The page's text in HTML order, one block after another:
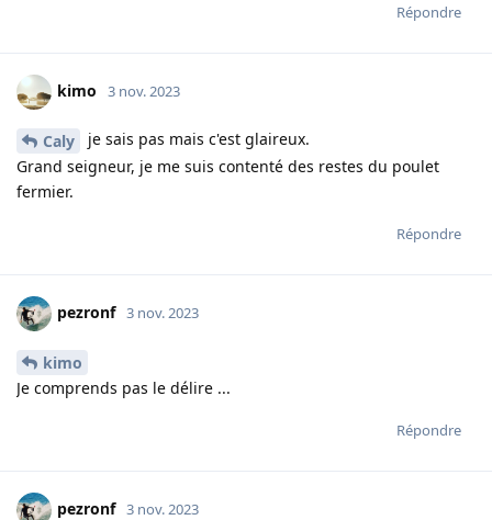
Répondre
kimo 3 nov. 2023
Caly
je sais pas mais c'est glaireux.
Grand seigneur, je me suis contenté des restes du poulet
fermier.
Répondre
pezronf 3 nov. 2023
kimo
Je comprends pas le délire ...
Répondre
pezronf 3 nov. 2023